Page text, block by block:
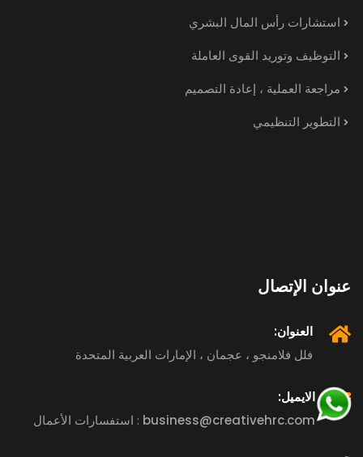
استشارات رأس المال البشري
التوظيف وتوريد القوى العاملة
مراجعة العملية ، إعادة التصميم
التطوير التنظيمي
عنوان الإتصال
العنوان:
فلل فلامنجو ، عجمان ، الإمارات العربية المتحدة
الايميل:
استفسارات الأعمال : business@creativehrc.com